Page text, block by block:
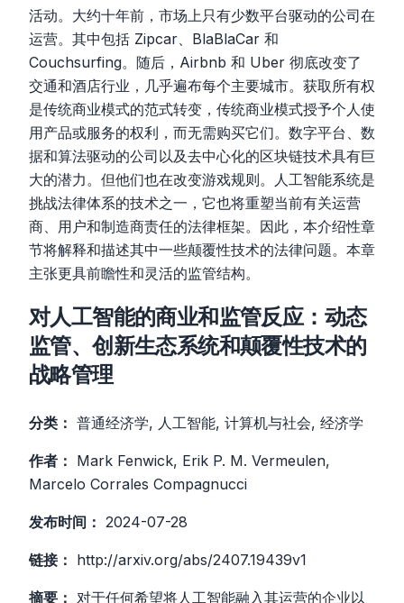
活动。大约十年前，市场上只有少数平台驱动的公司在
运营。其中包括 Zipcar、BlaBlaCar 和
Couchsurfing。随后，Airbnb 和 Uber 彻底改变了
交通和酒店行业，几乎遍布每个主要城市。获取所有权
是传统商业模式的范式转变，传统商业模式授予个人使
用产品或服务的权利，而无需购买它们。数字平台、数
据和算法驱动的公司以及去中心化的区块链技术具有巨
大的潜力。但他们也在改变游戏规则。人工智能系统是
挑战法律体系的技术之一，它也将重塑当前有关运营
商、用户和制造商责任的法律框架。因此，本介绍性章
节将解释和描述其中一些颠覆性技术的法律问题。本章
主张更具前瞻性和灵活的监管结构。
对人工智能的商业和监管反应：动态
监管、创新生态系统和颠覆性技术的
战略管理
分类： 普通经济学, 人工智能, 计算机与社会, 经济学
作者： Mark Fenwick, Erik P. M. Vermeulen,
Marcelo Corrales Compagnucci
发布时间： 2024-07-28
链接： http://arxiv.org/abs/2407.19439v1
摘要： 对于任何希望将人工智能融入其运营的企业以